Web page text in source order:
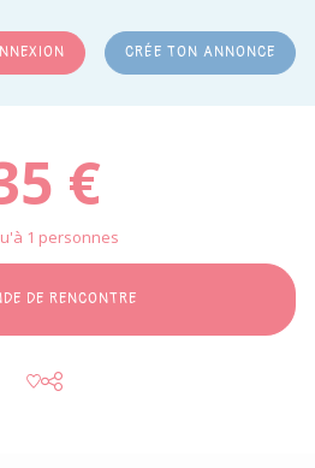
CRÉE TON ANNONCE
€
1 personnes
DE RENCONTRE